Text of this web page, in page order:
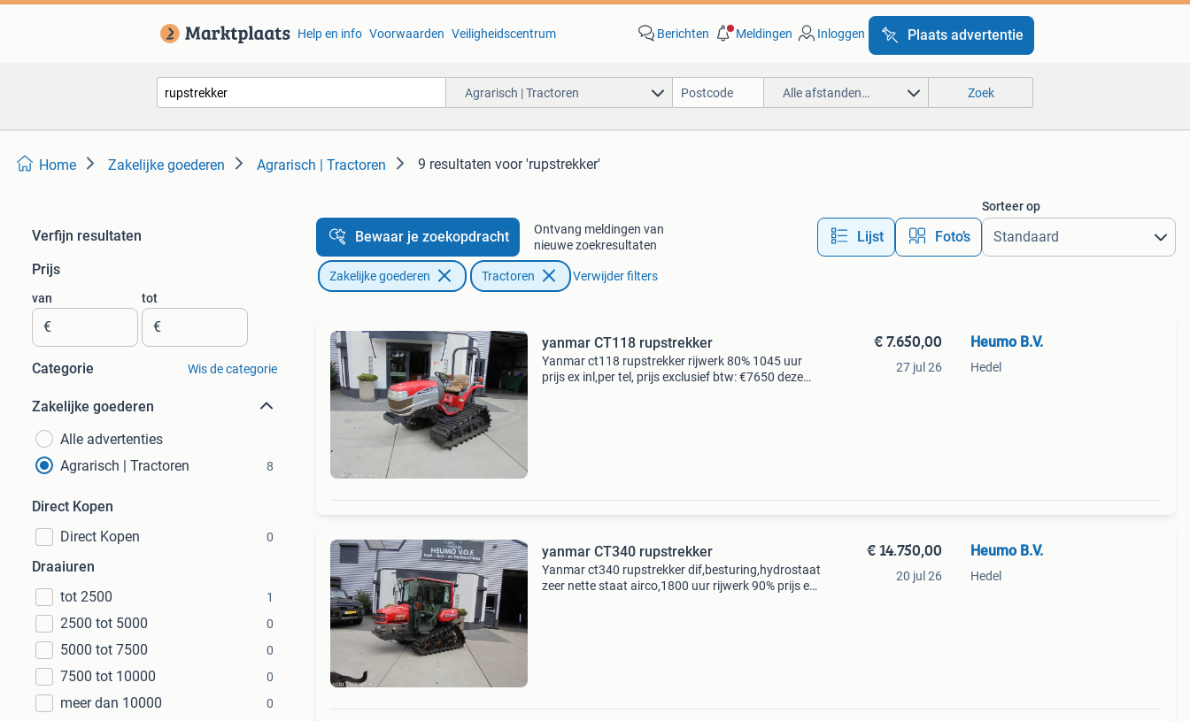
Help en info Voorwaarden Veiligheidscentrum Berichten Meldingen Inloggen Plaats advertentie
Agrarisch | Tractoren Alle afstanden… Zoek
Home Zakelijke goederen Agrarisch | Tractoren 9 resultaten voor 'rupstrekker'
Verfijn resultaten
Prijs
van
€
tot
€
Categorie Wis de categorie
Zakelijke goederen
Alle advertenties
Agrarisch | Tractoren
8
Direct Kopen
Direct Kopen
0
Draaiuren
tot 2500
1
2500 tot 5000 0
5000 tot 7500 0
7500 tot 10000 0
meer dan 10000 0
Bewaar je zoekopdracht
Ontvang meldingen van
nieuwe zoekresultaten
Lijst Foto’s
Sorteer op
Zakelijke goederen Tractoren Verwijder filters
yanmar CT118 rupstrekker
Yanmar ct118 rupstrekker rijwerk 80% 1045 uur
prijs ex inl,per tel, prijs exclusief btw: €7650 deze
€ 7.650,00
27 jul 26
Heumo B.V.
Hedel
yanmar CT340 rupstrekker
Yanmar ct340 rupstrekker dif,besturing,hydrostaat
zeer nette staat airco,1800 uur rijwerk 90% prijs ex
€ 14.750,00
20 jul 26
Heumo B.V.
Hedel